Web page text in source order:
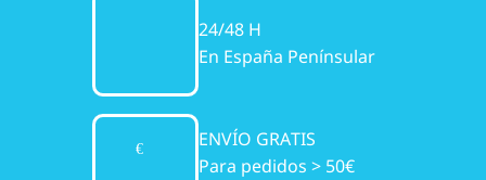
24/48 H
En España Penínsular
ENVÍO GRATIS
Para pedidos > 50€